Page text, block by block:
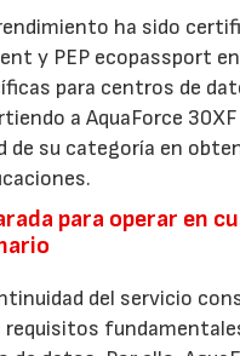
ha sido
y PEP ecopassport
para centros de
a AquaForce
de su categoría en
para operar en
del servicio
requisitos